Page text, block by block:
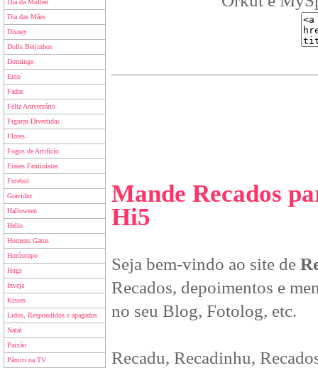
Dia da Mulher
Dia das Mães
Disney
Dolls Beijinhos
Domingo
Emo
Fadas
Feliz Aniversário
Figuras Divertidas
Flores
Fogos de Artifício
Frases Feministas
Futebol
Gravidez
Halloween
Hello
Homens Gatos
Horóscopo
Hugs
Inveja
Kisses
Lidos, Respondidos e apagados
Natal
Paixão
Pânico na TV
Mande Recados
Hi5
Seja bem-vindo ao site de
Recados, depoimentos e
no seu Blog, Fotolog, etc.
Recadu, Recadinhu,